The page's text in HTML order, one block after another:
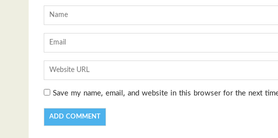
Save my name, email, and website in this browser for the next